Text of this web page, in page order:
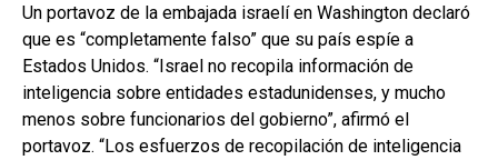
Un portavoz de la embajada israelí en Washington declaró
que es “completamente falso” que su país espíe a
Estados Unidos. “Israel no recopila información de
inteligencia sobre entidades estadunidenses, y mucho
menos sobre funcionarios del gobierno”, afirmó el
portavoz. “Los esfuerzos de recopilación de inteligencia